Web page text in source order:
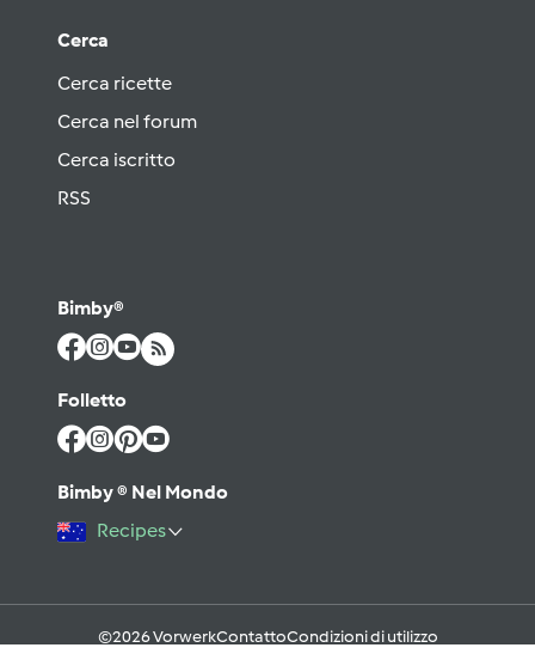
Cerca
Cerca ricette
Cerca nel forum
Cerca iscritto
RSS
Bimby®
Folletto
Bimby ® Nel Mondo
Recipes
©2026 VorwerkContattoCondizioni di utilizzo